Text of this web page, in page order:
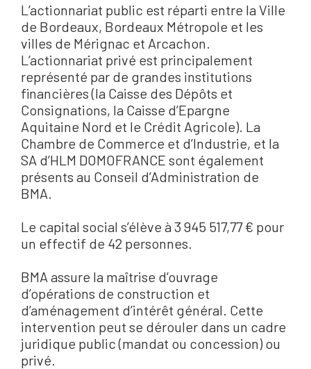
L’actionnariat public est réparti entre la Ville
de Bordeaux, Bordeaux Métropole et les
villes de Mérignac et Arcachon.
L’actionnariat privé est principalement
représenté par de grandes institutions
financières (la Caisse des Dépôts et
Consignations, la Caisse d’Epargne
Aquitaine Nord et le Crédit Agricole). La
Chambre de Commerce et d’Industrie, et la
SA d’HLM DOMOFRANCE sont également
présents au Conseil d’Administration de
BMA.
Le capital social s’élève à 3 945 517,77 € pour
un effectif de 42 personnes.
BMA assure la maîtrise d’ouvrage
d’opérations de construction et
d’aménagement d’intérêt général. Cette
intervention peut se dérouler dans un cadre
juridique public (mandat ou concession) ou
privé.